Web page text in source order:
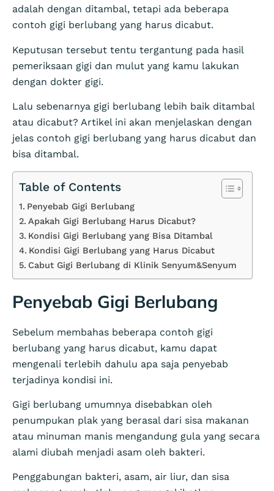
adalah dengan ditambal, tetapi ada beberapa
contoh gigi berlubang yang harus dicabut.
Keputusan tersebut tentu tergantung pada hasil
pemeriksaan gigi dan mulut yang kamu lakukan
dengan dokter gigi.
Lalu sebenarnya gigi berlubang lebih baik ditambal
atau dicabut? Artikel ini akan menjelaskan dengan
jelas contoh gigi berlubang yang harus dicabut dan
bisa ditambal.
Table of Contents
Penyebab Gigi Berlubang
Apakah Gigi Berlubang Harus Dicabut?
Kondisi Gigi Berlubang yang Bisa Ditambal
Kondisi Gigi Berlubang yang Harus Dicabut
Cabut Gigi Berlubang di Klinik Senyum&Senyum
Penyebab Gigi Berlubang
Sebelum membahas beberapa contoh gigi
berlubang yang harus dicabut, kamu dapat
mengenali terlebih dahulu apa saja penyebab
terjadinya kondisi ini.
Gigi berlubang umumnya disebabkan oleh
penumpukan plak yang berasal dari sisa makanan
atau minuman manis mengandung gula yang secara
alami diubah menjadi asam oleh bakteri.
Penggabungan bakteri, asam, air liur, dan sisa